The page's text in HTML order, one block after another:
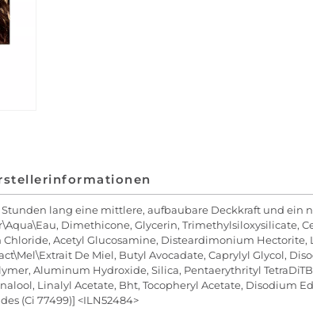
lang eine mittlere, aufbaubare Deckkraft und ein
Dimethicone, Glycerin, Trimethylsiloxysilicate,
Acetyl Glucosamine, Disteardimonium
De Miel, Butyl Avocadate, Caprylyl Glycol,
Aluminum Hydroxide, Silica, Pentaerythrityl
Linalyl Acetate, Bht, Tocopheryl Acetate, Disodium
(Ci 77499)] <ILN52484>